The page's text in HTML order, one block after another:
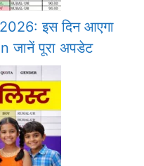
इस दिन आएगा
जानें पूरा अपडेट